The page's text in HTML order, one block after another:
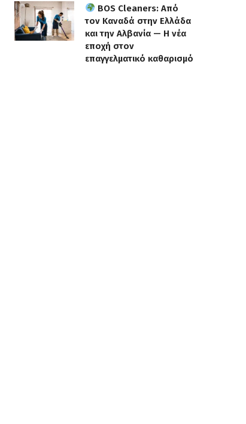
BOS Cleaners: Από
τον Καναδά στην Ελλάδα
και την Αλβανία — Η νέα
εποχή στον
επαγγελματικό καθαρισμό